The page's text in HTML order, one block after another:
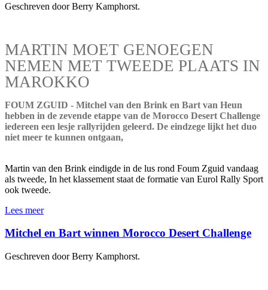
Geschreven door Berry Kamphorst.
MARTIN MOET GENOEGEN
NEMEN MET TWEEDE PLAATS IN
MAROKKO
FOUM ZGUID - Mitchel van den Brink en Bart van Heun
hebben in de zevende etappe van de Morocco Desert Challenge
iedereen een lesje rallyrijden geleerd. De eindzege lijkt het duo
niet meer te kunnen ontgaan,
Martin van den Brink eindigde in de lus rond Foum Zguid vandaag
als tweede, In het klassement staat de formatie van Eurol Rally Sport
ook tweede.
Lees meer
Mitchel en Bart winnen Morocco Desert Challenge
Geschreven door Berry Kamphorst.